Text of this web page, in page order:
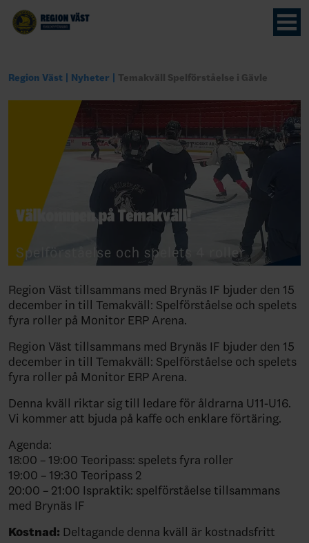
Region Väst Nyheter Temakväll Spelförståelse i Gävle
Region Väst tillsammans med Brynäs IF bjuder den 15
december in till Temakväll: Spelförståelse och spelets
fyra roller på Monitor ERP Arena.
Region Väst tillsammans med Brynäs IF bjuder den 15
december in till Temakväll: Spelförståelse och spelets
fyra roller på Monitor ERP Arena.
Denna kväll riktar sig till ledare för åldrarna U11-U16.
Vi kommer att bjuda på kaffe och enklare förtäring.
Agenda:
18:00 – 19:00 Teoripass: spelets fyra roller
19:00 – 19:30 Teoripass 2
20:00 – 21:00 Ispraktik: spelförståelse tillsammans
med Brynäs IF
Kostnad: Deltagande denna kväll är kostnadsfritt